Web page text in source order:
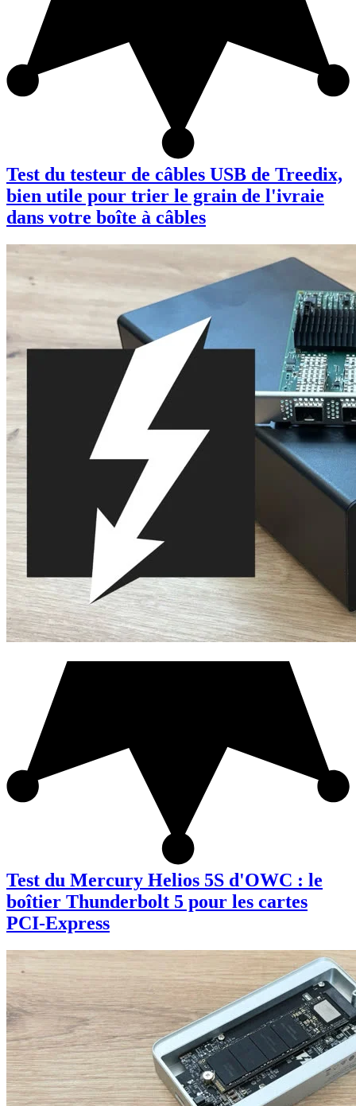
Test du testeur de câbles USB de Treedix,
bien utile pour trier le grain de l'ivraie
dans votre boîte à câbles
Test du Mercury Helios 5S d'OWC : le
boîtier Thunderbolt 5 pour les cartes
PCI-Express